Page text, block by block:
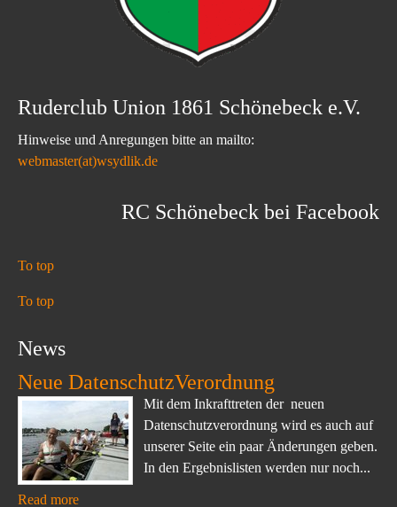
Ruderclub Union 1861 Schönebeck e.V.
Hinweise und Anregungen bitte an mailto:
webmaster(at)wsydlik.de
RC Schönebeck bei Facebook
To top
To top
News
Neue DatenschutzVerordnung
Mit dem Inkrafttreten der neuen
Datenschutzverordnung wird es auch auf
unserer Seite ein paar Änderungen geben.
In den Ergebnislisten werden nur noch...
Read more